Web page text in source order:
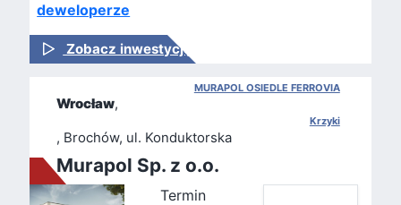
deweloperze
Zobacz inwestycję
MURAPOL OSIEDLE FERROVIA
Wrocław,
Krzyki
, Brochów, ul. Konduktorska
Murapol Sp. z o.o.
Termin